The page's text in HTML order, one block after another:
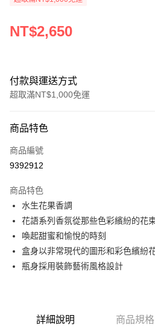
NT$2,650
付款與運送方式
超取滿NT$1,000免運
信用卡一次付款
ATM付款
運送方式
付款後全家取貨
每筆NT$80，滿NT$1,000(含以上)免
付款後萊爾富取貨
每筆NT$100，滿NT$1,000(含以上)免
宅配(全站)
商品特色
商品編號
9392912
商品特色
水生花果香調
花語系列香氛從那些色彩繽紛的花
喚起甜蜜和愉悅的時刻
盒身以非常現代的圖形和彩色繽紛
瓶身採用裝飾藝術風格設計
詳細說明 商品規格